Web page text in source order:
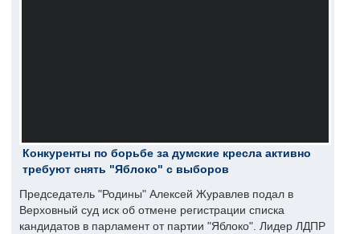
Конкуренты по борьбе за думские кресла активно
требуют снять "Яблоко" с выборов
Председатель "Родины" Алексей Журавлев подал в
Верховный суд иск об отмене регистрации списка
кандидатов в парламент от партии "Яблоко". Лидер ЛДПР